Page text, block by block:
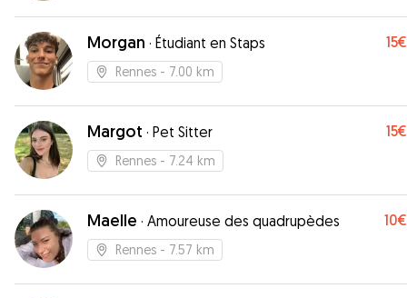
Morgan · Étudiant en Staps 15€
Rennes - 7.00 km
Margot · Pet Sitter 15€
Rennes - 7.24 km
Maelle · Amoureuse des quadrupèdes 10€
Rennes - 7.57 km